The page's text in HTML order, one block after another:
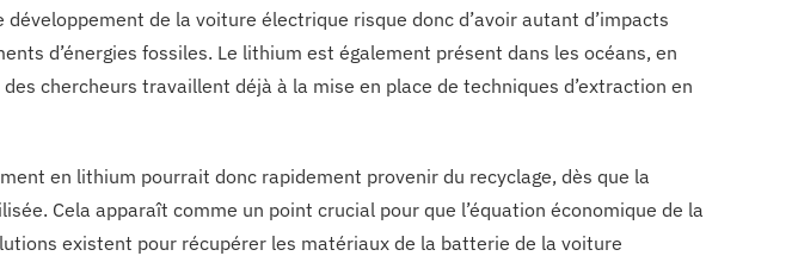
de la voiture électrique risque donc d’avoir autant d’impacts
d’énergies fossiles. Le lithium est également présent dans les océans, en
chercheurs travaillent déjà à la mise en place de techniques d’extraction en
en lithium pourrait donc rapidement provenir du recyclage, dès que la
Cela apparaît comme un point crucial pour que l’équation économique de la
existent pour récupérer les matériaux de la batterie de la voiture